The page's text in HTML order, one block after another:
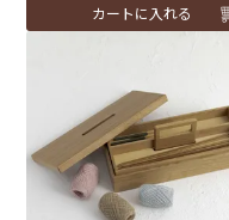
カートに入れる